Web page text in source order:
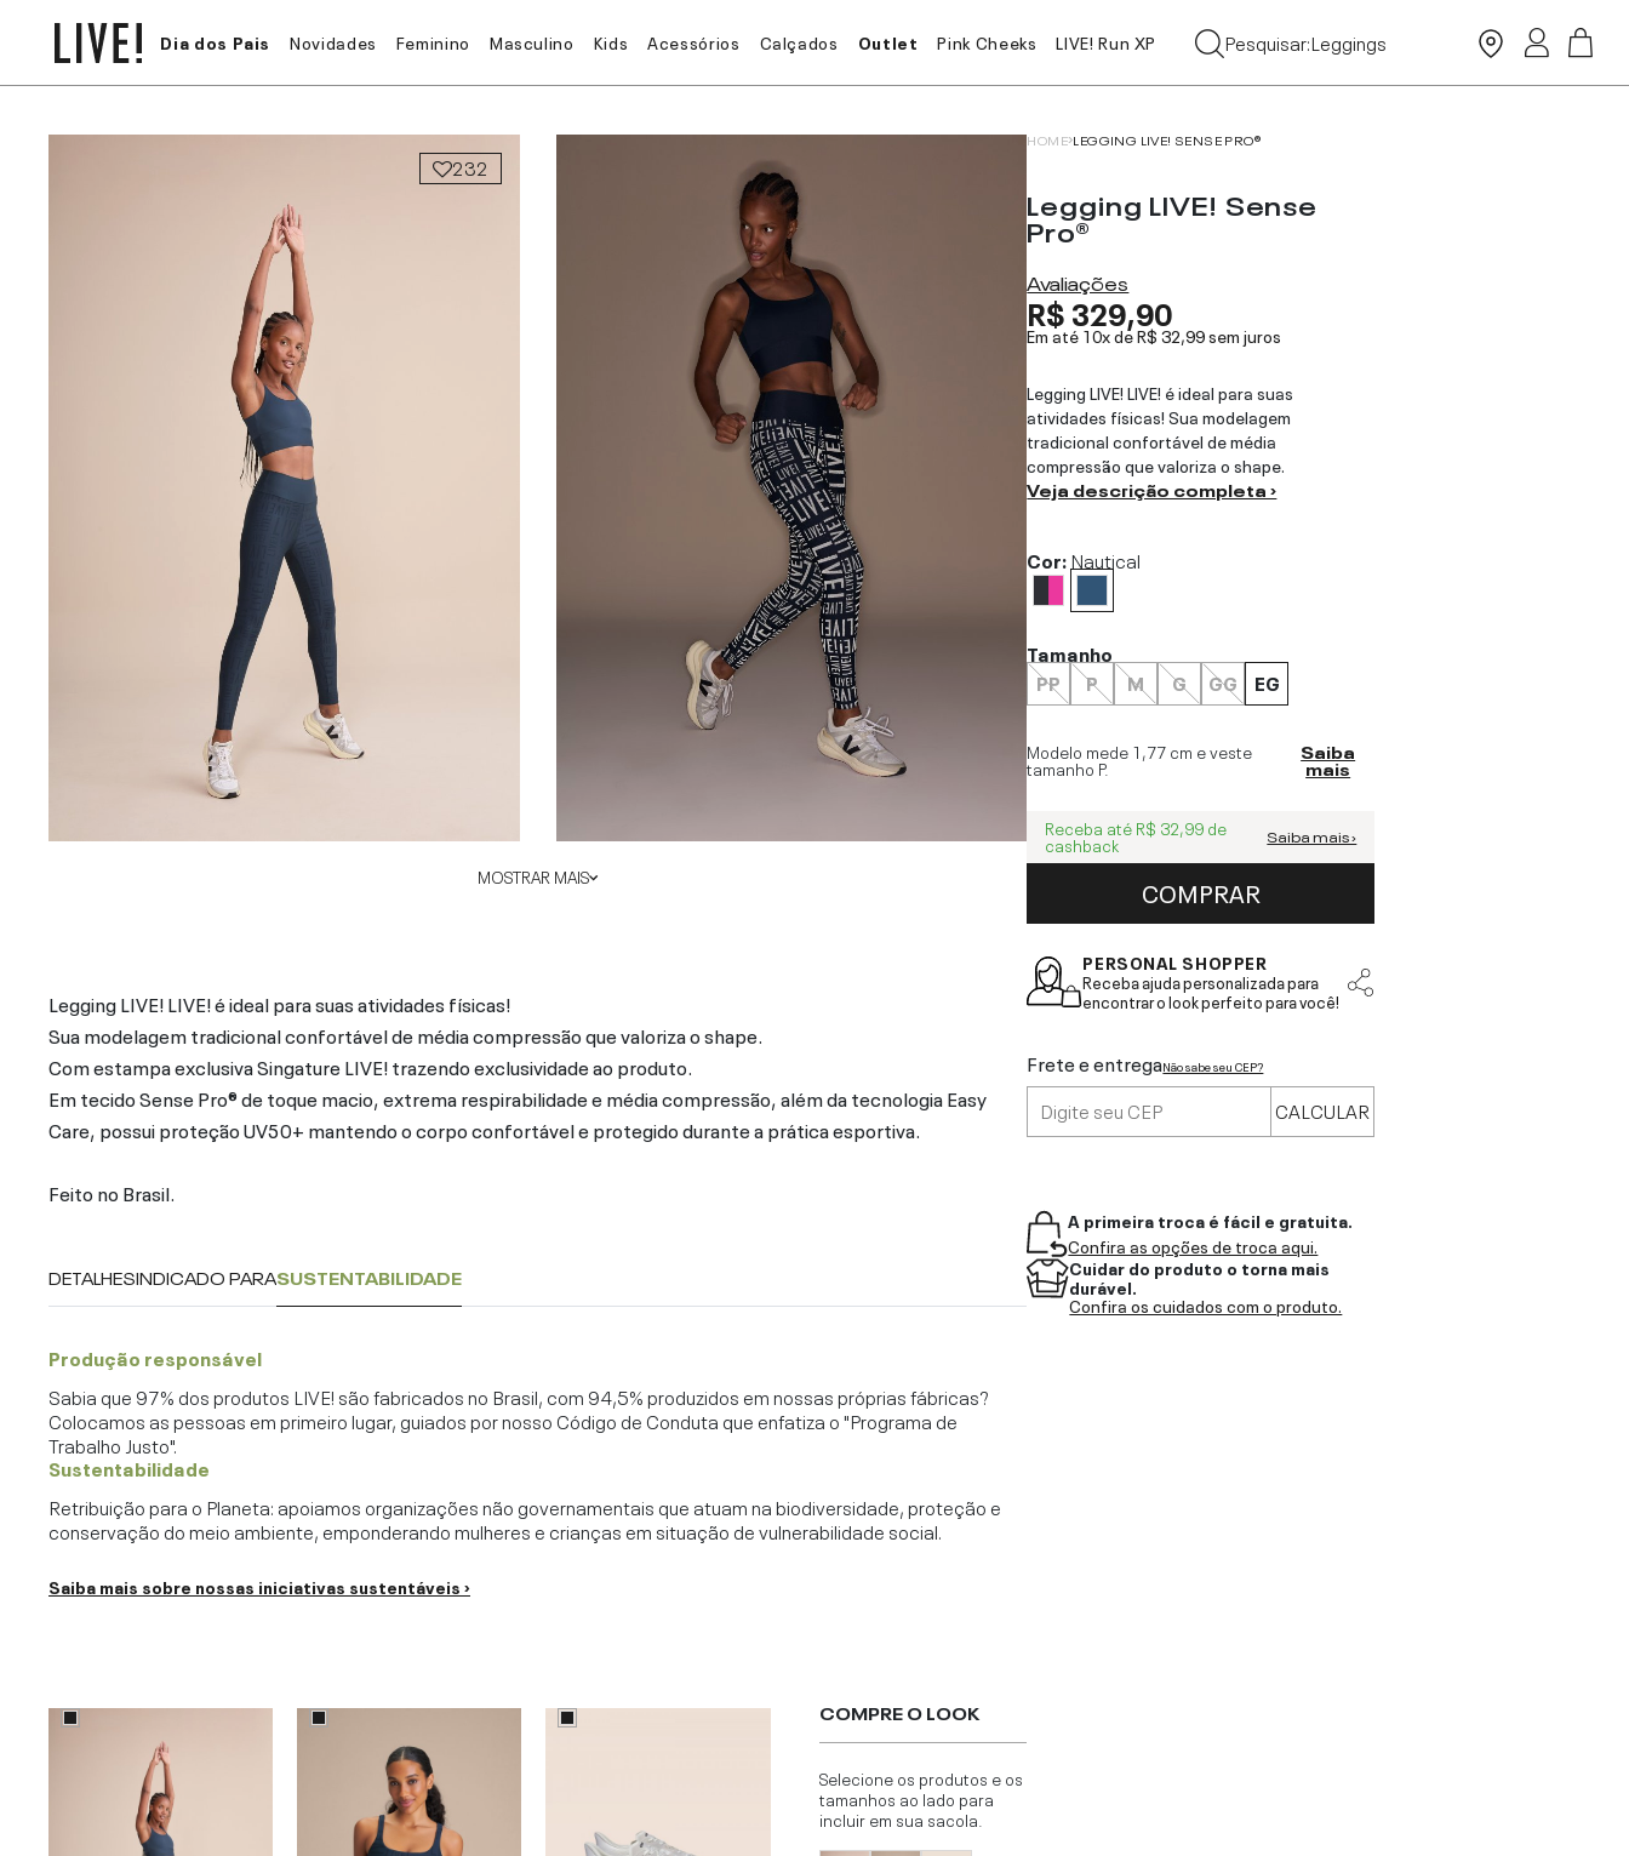
Dia dos Pais Novidades Feminino Masculino Kids Acessórios Calçados Outlet Pink Cheeks LIVE! Run XP
Pesquisar:Leggings
232
MOSTRAR MAIS
Legging LIVE! LIVE! é ideal para suas atividades físicas!
Sua modelagem tradicional confortável de média compressão que valoriza o shape.
Com estampa exclusiva Singature LIVE! trazendo exclusividade ao produto.
Em tecido Sense Pro® de toque macio, extrema respirabilidade e média compressão, além da tecnologia Easy
Care, possui proteção UV50+ mantendo o corpo confortável e protegido durante a prática esportiva.
Feito no Brasil.
DETALHESINDICADO PARASUSTENTABILIDADE
Produção responsável
Sabia que 97% dos produtos LIVE! são fabricados no Brasil, com 94,5% produzidos em nossas próprias fábricas?
Colocamos as pessoas em primeiro lugar, guiados por nosso Código de Conduta que enfatiza o "Programa de
Trabalho Justo".
Sustentabilidade
Retribuição para o Planeta: apoiamos organizações não governamentais que atuam na biodiversidade, proteção e
conservação do meio ambiente, emponderando mulheres e crianças em situação de vulnerabilidade social.
Saiba mais sobre nossas iniciativas sustentáveis ›
COMPRE O LOOK
Selecione os produtos e os
tamanhos ao lado para
incluir em sua sacola.
HOME LEGGING LIVE! SENSE PRO®
Legging LIVE! Sense
Pro®
Avaliações
R$ 329,90
Em até 10x deR$ 32,99sem juros
Legging LIVE! LIVE! é ideal para suas
atividades físicas! Sua modelagem
tradicional confortável de média
compressão que valoriza o shape.
Veja descrição completa ›
Cor:Nautical
Tamanho
PP
P M G GG EG
Modelo mede 1,77 cm e veste
tamanho P.
Saiba
mais
Receba até R$ 32,99 de
cashback Saiba mais ›
COMPRAR
PERSONAL SHOPPER
Receba ajuda personalizada para
encontrar o look perfeito para você!
Frete e entregaNão sabe seu CEP?
CALCULAR
A primeira troca é fácil e gratuita.
Confira as opções de troca aqui.
Cuidar do produto o torna mais
durável.
Confira os cuidados com o produto.